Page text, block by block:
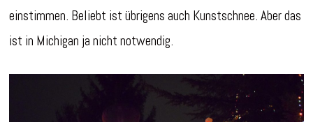
einstimmen. Beliebt ist übrigens auch Kunstschnee. Aber das
ist in Michigan ja nicht notwendig.